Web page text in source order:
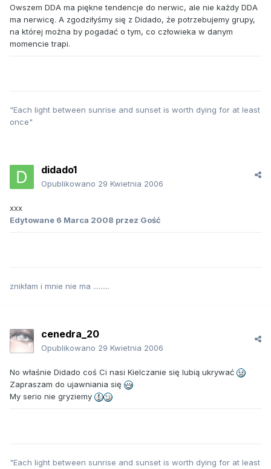
Owszem DDA ma piękne tendencje do nerwic, ale nie każdy DDA
ma nerwicę. A zgodziłyśmy się z Didado, że potrzebujemy grupy,
na której można by pogadać o tym, co człowieka w danym
momencie trapi.
"Each light between sunrise and sunset is worth dying for at least
once"
didado1
Opublikowano 29 Kwietnia 2006
xxx
Edytowane 6 Marca 2008 przez Gość
znikłam i mnie nie ma .........
cenedra_20
Opublikowano 29 Kwietnia 2006
No właśnie Didado coś Ci nasi Kielczanie się lubią ukrywać
Zapraszam do ujawniania się
My serio nie gryziemy
"Each light between sunrise and sunset is worth dying for at least